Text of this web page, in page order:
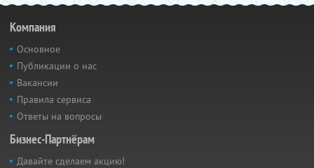
Компания
Основное
Публикации о нас
Вакансии
Правила сервиса
Ответы на вопросы
Бизнес-Партнёрам
Давайте сделаем акцию!